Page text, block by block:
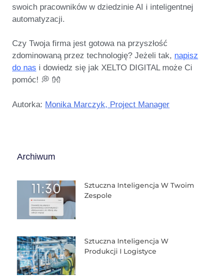
swoich pracowników w dziedzinie AI i inteligentnej
automatyzacji.
Czy Twoja firma jest gotowa na przyszłość
zdominowaną przez technologię? Jeżeli tak, napisz
do nas i dowiedz się jak XELTO DIGITAL może Ci
pomóc! 💭 👐
Autorka: Monika Marczyk, Project Manager
Archiwum
Sztuczna Inteligencja W Twoim
Zespole
Sztuczna Inteligencja W
Produkcji I Logistyce